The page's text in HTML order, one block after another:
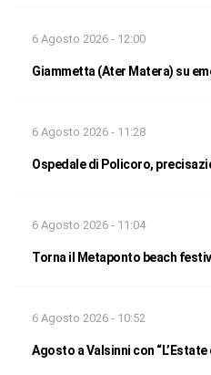
6 Agosto 2026 - 12:00
Giammetta (Ater Matera) su
6 Agosto 2026 - 11:28
Ospedale di Policoro,
6 Agosto 2026 - 11:04
Torna il Metaponto beach
6 Agosto 2026 - 10:52
Agosto a Valsinni con “L’Estate